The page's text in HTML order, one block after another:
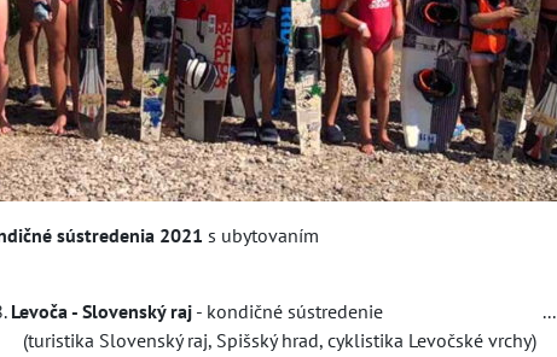
sústredenia 2021 s ubytovaním
Levoča - Slovenský raj- kondičné sústredenie ...
raj, Spišský hrad, cyklistika Levočské vrchy)